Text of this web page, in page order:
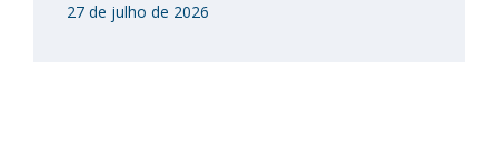
27 de julho de 2026